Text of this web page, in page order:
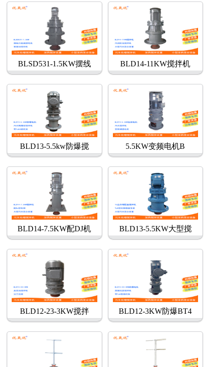
BLSD531-1.5KW摆线 BLD14-11KW搅拌机
BLD13-5.5kw防爆搅 5.5KW变频电机B
BLD14-7.5KW配DJ机 BLD13-5.5KW大型搅
BLD12-23-3KW搅拌 BLD12-3KW防爆BT4